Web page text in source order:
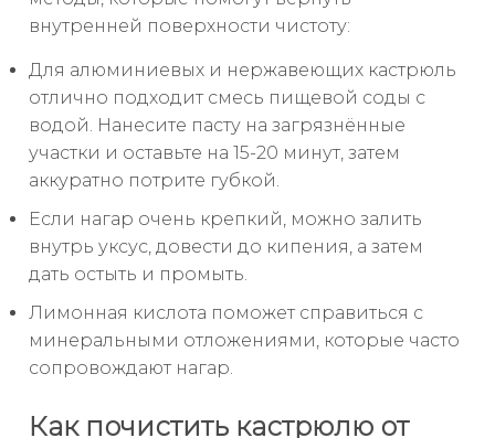
внутренней поверхности чистоту:
Для алюминиевых и нержавеющих кастрюль
отлично подходит смесь пищевой соды с
водой. Нанесите пасту на загрязнённые
участки и оставьте на 15-20 минут, затем
аккуратно потрите губкой.
Если нагар очень крепкий, можно залить
внутрь уксус, довести до кипения, а затем
дать остыть и промыть.
Лимонная кислота поможет справиться с
минеральными отложениями, которые часто
сопровождают нагар.
Как почистить кастрюлю от